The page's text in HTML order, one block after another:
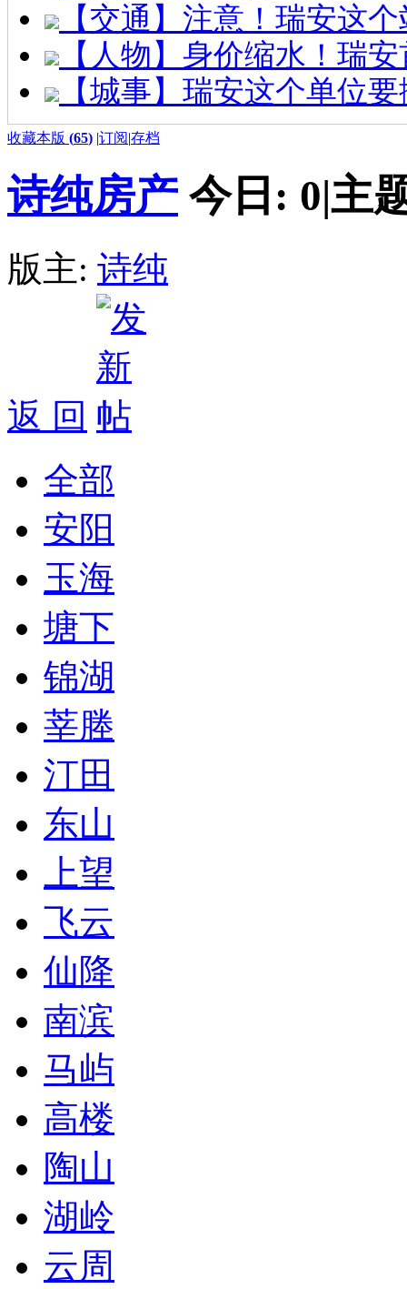
【交通】注意！瑞安这
【人物】身价缩水！瑞
【城事】瑞安这个单位
收藏本版 (65) |订阅|存档
诗纯房产 今日: 0|主
版主: 诗纯
返 回
全部
安阳
玉海
塘下
锦湖
莘塍
汀田
东山
上望
飞云
仙降
南滨
马屿
高楼
陶山
湖岭
云周